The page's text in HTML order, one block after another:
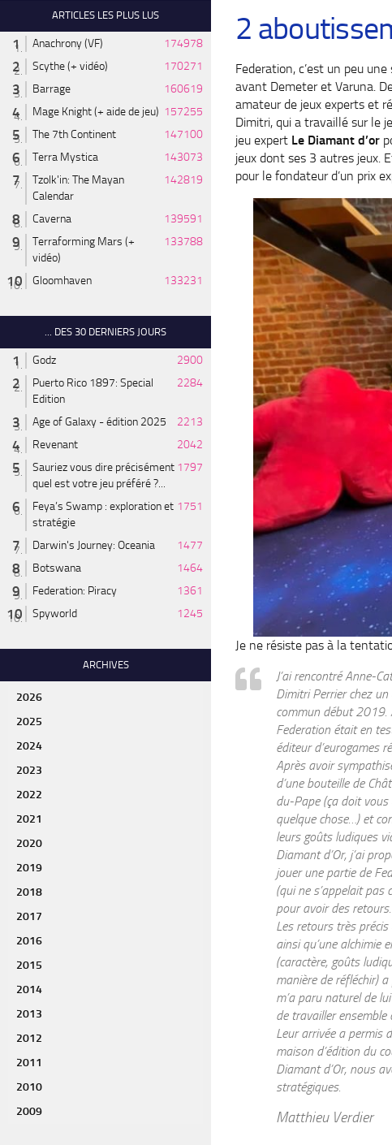
2
Federation, c’est un peu
avant Demeter et Varuna.
amateur de jeux experts et
Dimitri, qui a travaillé sur le
jeu expert Le Diamant d’or
jeux dont ses 3 autres jeux.
pour le fondateur d’un prix
Je ne résiste pas à la
J’ai rencontré Anne-
Dimitri Perrier chez un
commun début 2019.
Federation était en
éditeur d’eurogames
Après avoir
d’une bouteille de
du-Pape (ça doit vous
quelque chose…) et
leurs goûts ludiques
Diamant d’Or, j’ai
jouer une partie de
(qui ne s’appelait pas
pour avoir des retours.
Les retours très
ainsi qu’une alchimie
(caractère, goûts
manière de réfléchir) a
m’a paru naturel de
de travailler ensemble
Leur arrivée a permis
maison d’édition du
Diamant d’Or, nous
stratégiques.
Matthieu Verdier
ARTICLES LES PLUS LUS
Anachrony (VF)
174978
Scythe (+ vidéo)
170271
Barrage
160619
Mage Knight (+ aide de jeu) 157255
The 7th Continent
147100
Terra Mystica
143073
Tzolk'in: The Mayan
Calendar
142819
Caverna
139591
Terraforming Mars (+
vidéo)
133788
Gloomhaven 133231
... DES 30 DERNIERS JOURS
Godz
2900
Puerto Rico 1897: Special
Edition
2284
Age of Galaxy - édition 2025
2213
Revenant
2042
Sauriez vous dire précisément
quel est votre jeu préféré ?...
1797
Feya’s Swamp : exploration et
stratégie
1751
Darwin's Journey: Oceania
1477
Botswana
1464
Federation: Piracy
1361
Spyworld
1245
ARCHIVES
2026
2025
2024
2023
2022
2021
2020
2019
2018
2017
2016
2015
2014
2013
2012
2011
2010
2009